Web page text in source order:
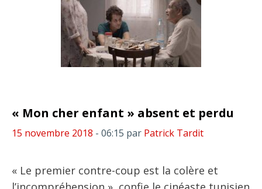
« Mon cher enfant » absent et perdu
15 novembre 2018 - 06:15 par Patrick Tardit
« Le premier contre-coup est la colère et